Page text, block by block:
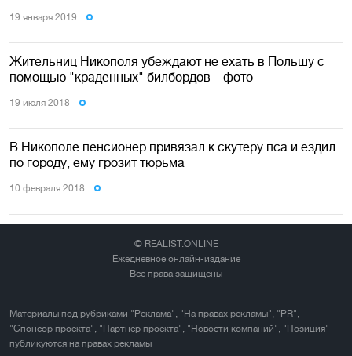
19 января 2019
Жительниц Никополя убеждают не ехать в Польшу с
помощью "краденных" билбордов – фото
19 июля 2018
В Никополе пенсионер привязал к скутеру пса и ездил
по городу, ему грозит тюрьма
10 февраля 2018
© REALIST.ONLINE
Ежедневное онлайн-издание
Все права защищены
Материалы под рубриками "Реклама", "На правах рекламы", "PR",
"Спонсор проекта", "Партнер проекта", "Новости компаний", "Позиция"
публикуются на правах рекламы